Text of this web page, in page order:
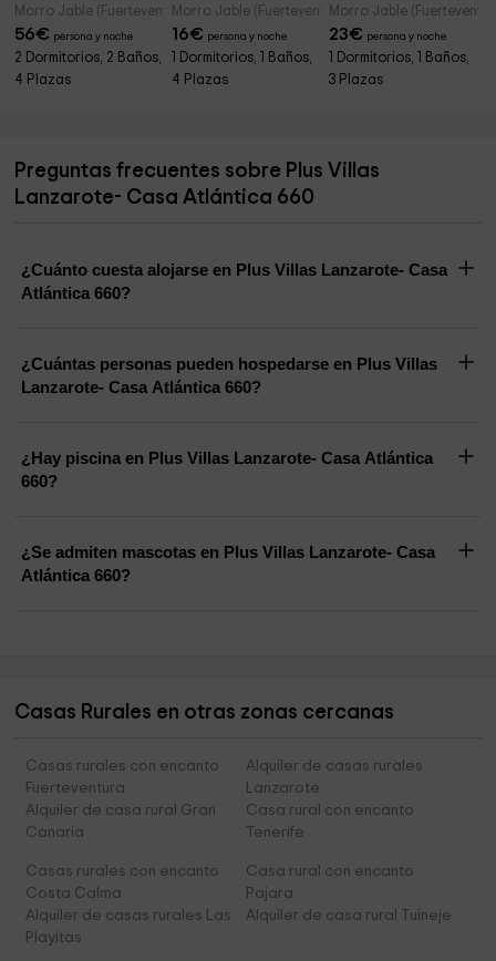
Morro Jable (Fuerteventura)
56€ persona y noche
2 Dormitorios, 2 Baños,
4 Plazas
Morro Jable (Fuerteventura)
16€ persona y noche
1 Dormitorios, 1 Baños,
4 Plazas
Morro Jable
23€ persona y noche
1 Dormitorios, 1 Baños,
3 Plazas
Preguntas frecuentes sobre Plus Villas
Lanzarote- Casa Atlántica 660
¿Cuánto cuesta alojarse en Plus Villas Lanzarote- Casa
Atlántica 660?
¿Cuántas personas pueden hospedarse en Plus Villas
Lanzarote- Casa Atlántica 660?
¿Hay piscina en Plus Villas Lanzarote- Casa Atlántica
660?
¿Se admiten mascotas en Plus Villas Lanzarote- Casa
Atlántica 660?
Casas Rurales en otras zonas cercanas
Casas rurales con encanto
Fuerteventura
Alquiler de casas rurales
Lanzarote
Alquiler de casa rural Gran
Canaria
Casa rural con encanto
Tenerife
Casas rurales con encanto
Costa Calma
Casa rural con encanto
Pajara
Alquiler de casas rurales Las
Playitas
Alquiler de casa rural Tuineje